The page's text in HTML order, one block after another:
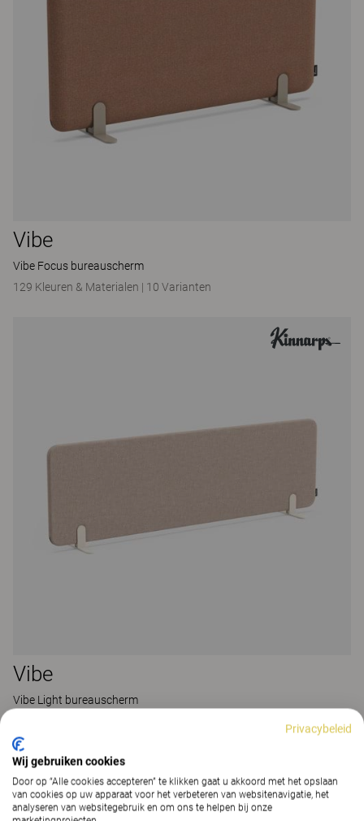
Vibe
Vibe Focus bureauscherm
129 Kleuren & Materialen | 10 Varianten
Vibe
Vibe Light bureauscherm
Privacybeleid
Wij gebruiken cookies
Door op “Alle cookies accepteren” te klikken gaat u akkoord met het opslaan
van cookies op uw apparaat voor het verbeteren van websitenavigatie, het
analyseren van websitegebruik en om ons te helpen bij onze